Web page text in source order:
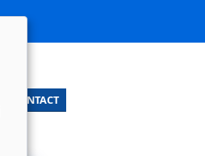
CONTACT